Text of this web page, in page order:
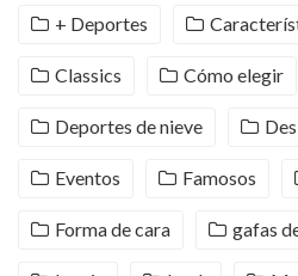
+ Deportes
Classics Cómo elegir
Deportes de nieve
Eventos Famosos
Forma de cara gafas